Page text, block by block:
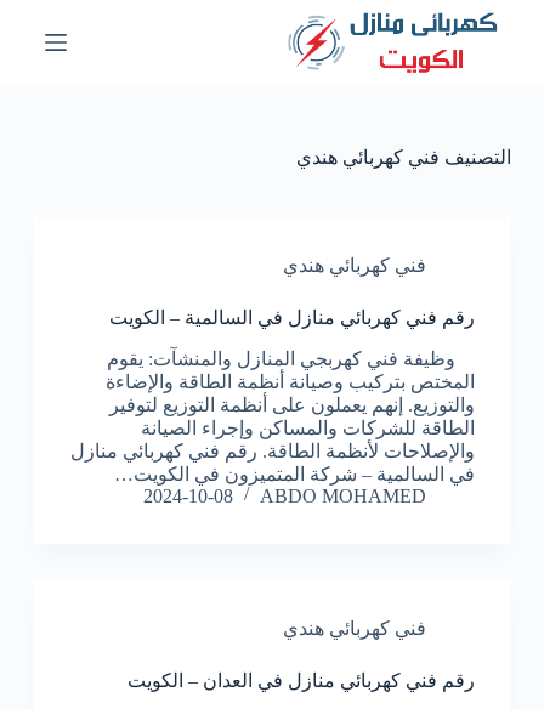
التصنيف فني كهربائي هندي
فني كهربائي هندي
رقم فني كهربائي منازل في السالمية – الكويت
وظيفة فني كهربجي المنازل والمنشآت: يقوم
المختص بتركيب وصيانة أنظمة الطاقة والإضاءة
والتوزيع. إنهم يعملون على أنظمة التوزيع لتوفير
الطاقة للشركات والمساكن وإجراء الصيانة
والإصلاحات لأنظمة الطاقة. رقم فني كهربائي منازل
في السالمية – شركة المتميزون في الكويت…
ABDO MOHAMED
2024-10-08
فني كهربائي هندي
رقم فني كهربائي منازل في العدان – الكويت